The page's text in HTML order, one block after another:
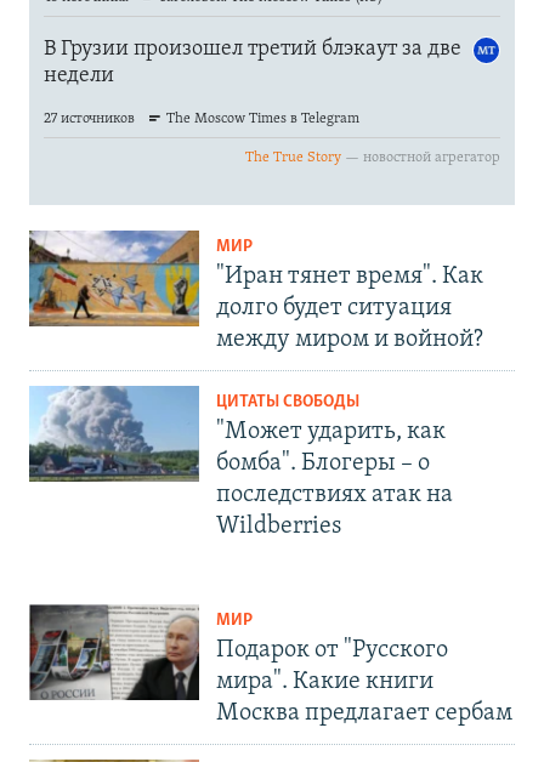
МИР
"Иран тянет время". Как
долго будет ситуация
между миром и войной?
ЦИТАТЫ СВОБОДЫ
"Может ударить, как
бомба". Блогеры – о
последствиях атак на
Wildberries
МИР
Подарок от "Русского
мира". Какие книги
Москва предлагает сербам